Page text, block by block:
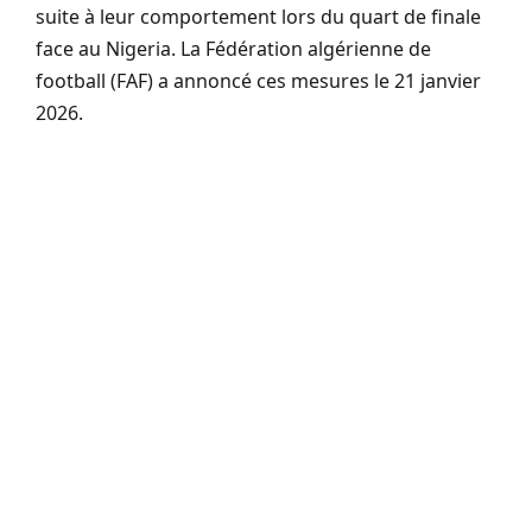
suite à leur comportement lors du quart de finale
face au Nigeria. La Fédération algérienne de
football (FAF) a annoncé ces mesures le 21 janvier
2026.